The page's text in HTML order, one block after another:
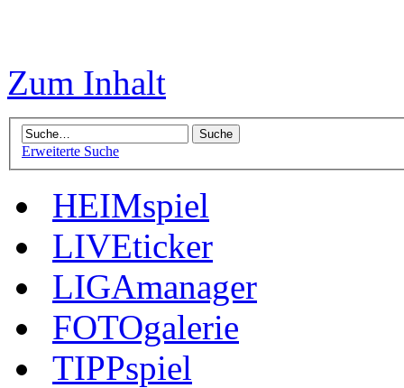
Zum Inhalt
Erweiterte Suche
HEIMspiel
LIVEticker
LIGAmanager
FOTOgalerie
TIPPspiel